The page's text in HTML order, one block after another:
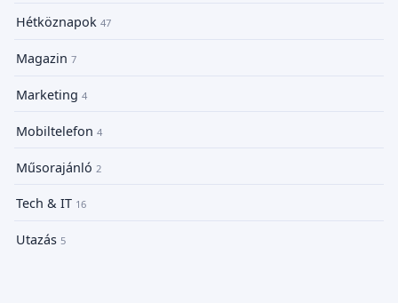
Hétköznapok 47
Magazin 7
Marketing 4
Mobiltelefon 4
Műsorajánló 2
Tech & IT 16
Utazás 5